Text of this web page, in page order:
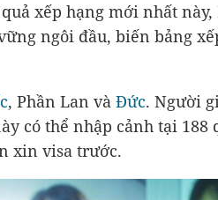
xếp hạng mới nhất này,
ngôi đầu, biến bảng
, Phần Lan và Đức. Người
có thể nhập cảnh tại 188
xin visa trước.